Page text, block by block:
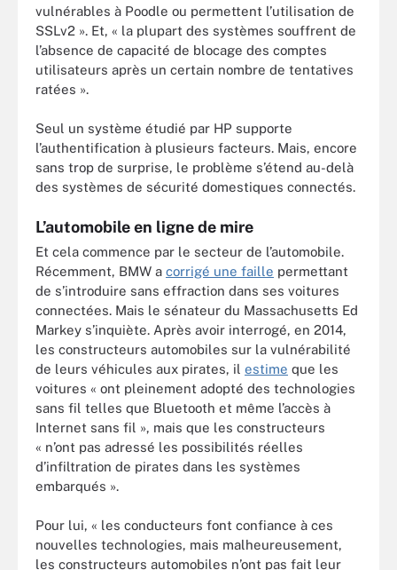
vulnérables à Poodle ou permettent l’utilisation de
SSLv2 ». Et, « la plupart des systèmes souffrent de
l’absence de capacité de blocage des comptes
utilisateurs après un certain nombre de tentatives
ratées ».
Seul un système étudié par HP supporte
l’authentification à plusieurs facteurs. Mais, encore
sans trop de surprise, le problème s’étend au-delà
des systèmes de sécurité domestiques connectés.
L’automobile en ligne de mire
Et cela commence par le secteur de l’automobile.
Récemment, BMW a corrigé une faille permettant
de s’introduire sans effraction dans ses voitures
connectées. Mais le sénateur du Massachusetts Ed
Markey s’inquiète. Après avoir interrogé, en 2014,
les constructeurs automobiles sur la vulnérabilité
de leurs véhicules aux pirates, il estime que les
voitures « ont pleinement adopté des technologies
sans fil telles que Bluetooth et même l’accès à
Internet sans fil », mais que les constructeurs
« n’ont pas adressé les possibilités réelles
d’infiltration de pirates dans les systèmes
embarqués ».
Pour lui, « les conducteurs font confiance à ces
nouvelles technologies, mais malheureusement,
les constructeurs automobiles n’ont pas fait leur